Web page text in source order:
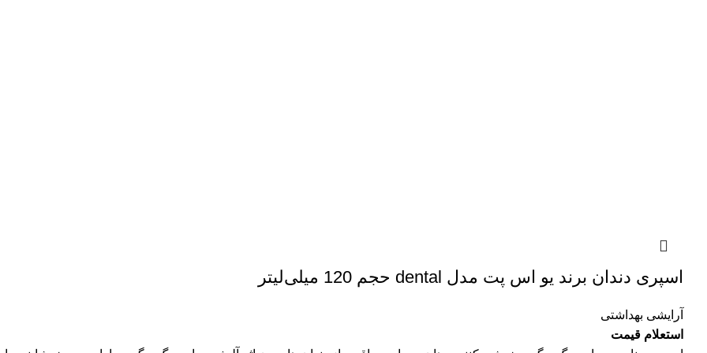
اسپری دندان برند یو اس پت مدل dental حجم 120 ‌میلی‌لیتر
آرایشی بهداشتی
استعلام قیمت